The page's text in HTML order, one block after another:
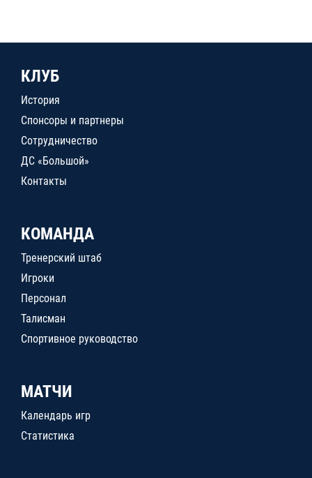
КЛУБ
История
Спонсоры и партнеры
Сотрудничество
ДС «Большой»
Контакты
КОМАНДА
Тренерский штаб
Игроки
Персонал
Талисман
Спортивное руководство
МАТЧИ
Календарь игр
Статистика